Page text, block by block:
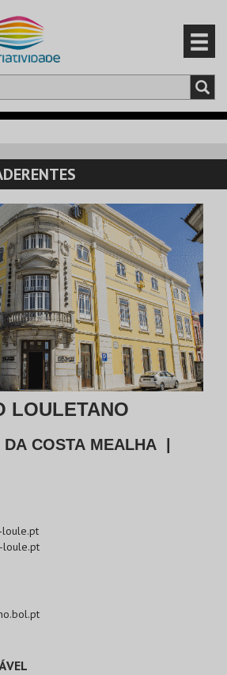
LOULETANO
COSTA MEALHA
loule.pt
loule.pt